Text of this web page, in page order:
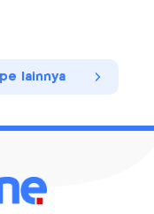
lainnya